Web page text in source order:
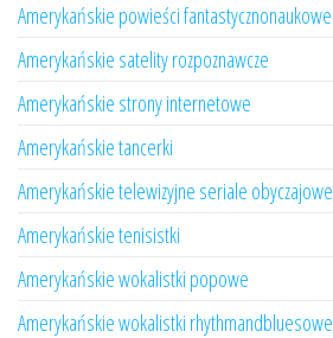
Amerykańskie powieści fantastycznonaukowe
Amerykańskie satelity rozpoznawcze
Amerykańskie strony internetowe
Amerykańskie tancerki
Amerykańskie telewizyjne seriale obyczajowe
Amerykańskie tenisistki
Amerykańskie wokalistki popowe
Amerykańskie wokalistki rhythmandbluesowe